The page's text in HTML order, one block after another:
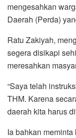
mengesahkan
Daerah (Perda)
Ratu Zakiyah,
segera disikapi
meresahkan
“Saya telah
THM. Karena
daerah kita harus
Ia bahkan